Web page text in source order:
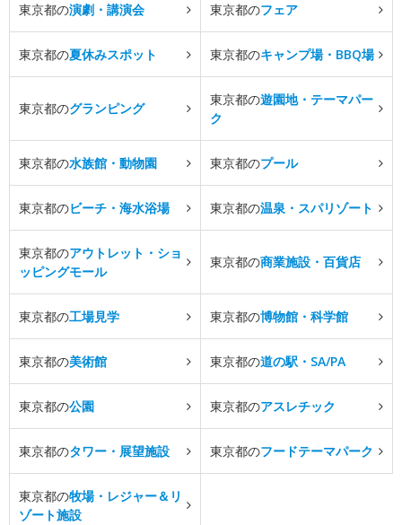
東京都の演劇・講演会 東京都のフェア
東京都の夏休みスポット 東京都のキャンプ場・BBQ場
東京都のグランピング
東京都の遊園地・テーマパー
ク
東京都の水族館・動物園 東京都のプール
東京都のビーチ・海水浴場 東京都の温泉・スパリゾート
東京都のアウトレット・ショ
ッピングモール
東京都の商業施設・百貨店
東京都の工場見学 東京都の博物館・科学館
東京都の美術館 東京都の道の駅・SA/PA
東京都の公園 東京都のアスレチック
東京都のタワー・展望施設 東京都のフードテーマパーク
東京都の牧場・レジャー＆リ
ゾート施設